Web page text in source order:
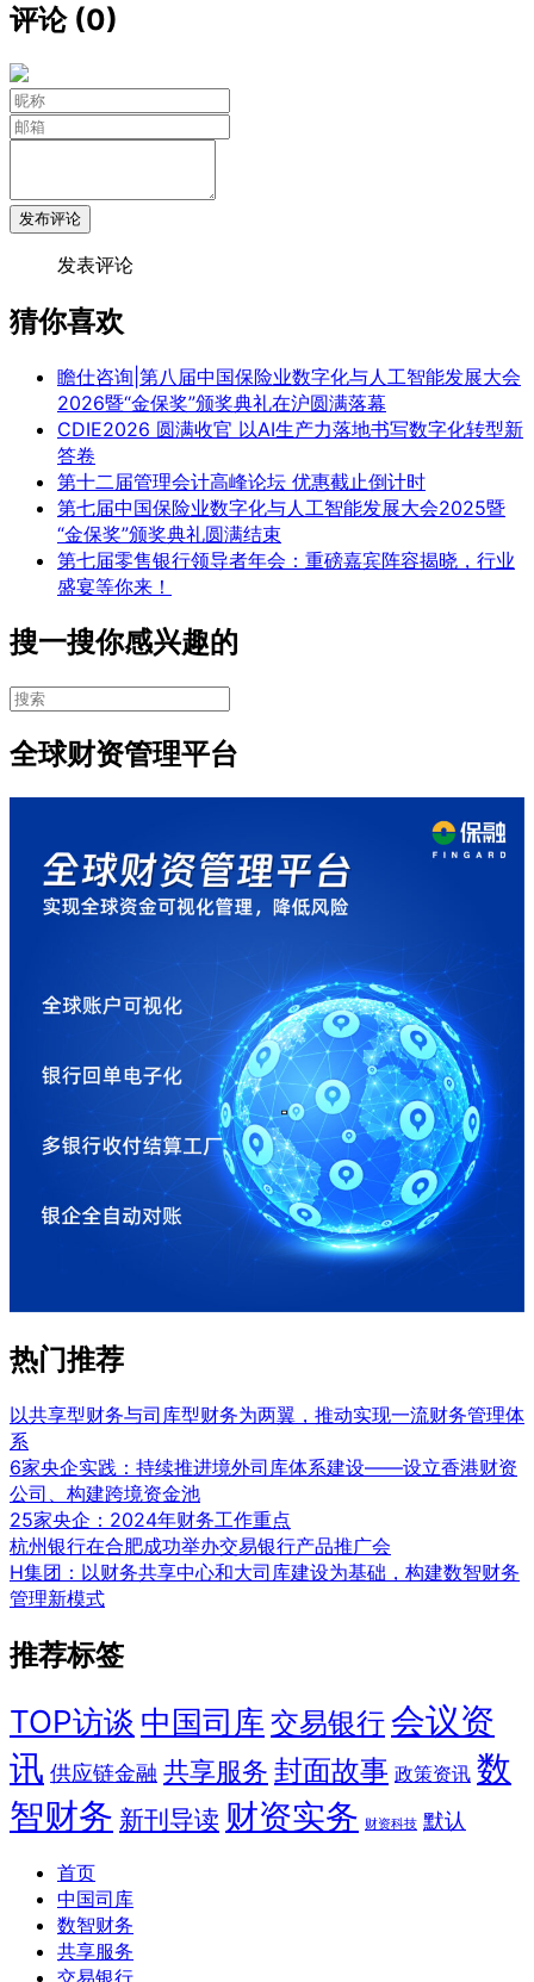
评论 (0)
发布评论
发表评论
猜你喜欢
瞻仕咨询|第八届中国保险业数字化与人工智能发展大会
2026暨“金保奖”颁奖典礼在沪圆满落幕
CDIE2026 圆满收官 以AI生产力落地书写数字化转型新
答卷
第十二届管理会计高峰论坛 优惠截止倒计时
第七届中国保险业数字化与人工智能发展大会2025暨
“金保奖”颁奖典礼圆满结束
第七届零售银行领导者年会：重磅嘉宾阵容揭晓，行业
盛宴等你来！
搜一搜你感兴趣的
全球财资管理平台
热门推荐
以共享型财务与司库型财务为两翼，推动实现一流财务管理体
系
6家央企实践：持续推进境外司库体系建设——设立香港财资
公司、构建跨境资金池
25家央企：2024年财务工作重点
杭州银行在合肥成功举办交易银行产品推广会
H集团：以财务共享中心和大司库建设为基础，构建数智财务
管理新模式
推荐标签
TOP访谈 中国司库 交易银行会议资
讯 供应链金融 共享服务 封面故事 政策资讯 数
智财务 新刊导读 财资实务 财资科技 默认
首页
中国司库
数智财务
共享服务
交易银行